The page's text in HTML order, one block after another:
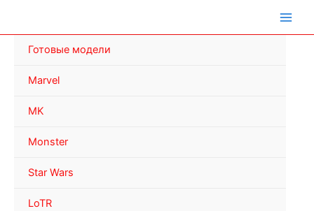
Готовые модели
Marvel
MK
Monster
Star Wars
LoTR